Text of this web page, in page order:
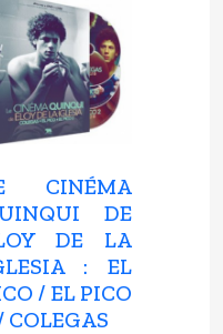
CINÉMA
DE
DE LA
: EL
/ EL PICO
COLEGAS